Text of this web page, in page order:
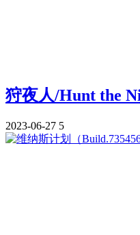
狩夜人/Hunt the
2023-06-27 5